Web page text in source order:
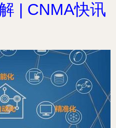
| CNMA快讯